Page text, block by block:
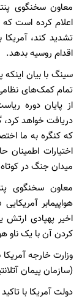
معاون سخنگوی
اعلام کرده است که
تشدید کند،
اقدام روسیه بدهد.
سینگ با بیان
تمام کمک‌های نظامی
از پایان دوره
دریافت خواهد کرد،
که کنگره به ما
اختیارات
میدان جنگ در
معاون سخنگوی
هواپیمابر
اخیر پهپادی ارتش
کردن آن با یک ناو
وزارت خارجه
(سازمان پیمان
دولت آمریکا با